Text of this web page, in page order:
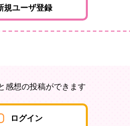
規ユーザ登録
感想の投稿ができます
ログイン